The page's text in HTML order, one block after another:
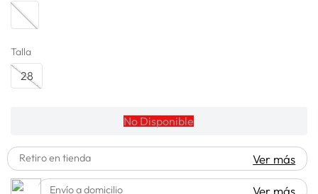
7.
9. lavadora
10.
Talla
28
No Disponible
Retiro en tienda Ver más
Envío a domicilio Ver más